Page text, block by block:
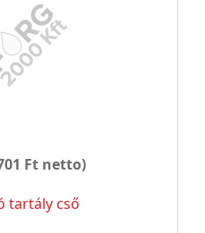
Ft netto)
tartály cső